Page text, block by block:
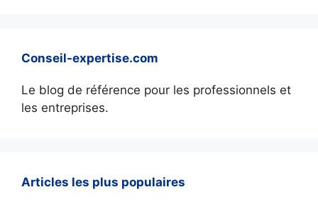
Conseil-expertise.com
Le blog de référence pour les professionnels et
les entreprises.
Articles les plus populaires